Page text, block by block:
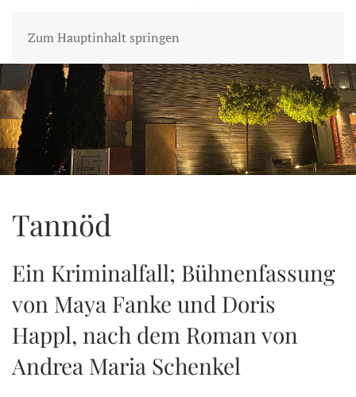
Zum Hauptinhalt springen
MENÜ
Tannöd
Ein Kriminalfall; Bühnenfassung
von Maya Fanke und Doris
Happl, nach dem Roman von
Andrea Maria Schenkel